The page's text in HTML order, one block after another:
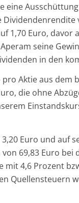
1,70 Euro, davor
seine
in den
pro Aktie aus dem
die ohne
Euro und auf
69,83 Euro bei
4,6 Prozent
Quellensteuern